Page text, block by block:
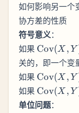
如何影响另一个
协方差的性质
符号意义：
如果
(X, Y) >
Cov(X , Y
关的，即一个变
如果
(X, Y) <
Cov(X , Y
如果
(X, Y) = 0
Cov(X , Y
单位问题：